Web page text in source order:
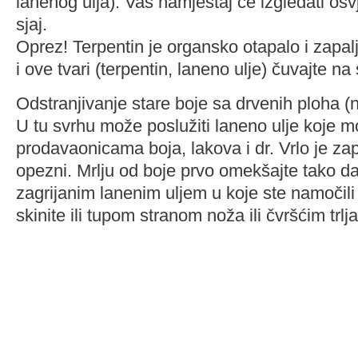
sjaj.
Oprez! Terpentin je organsko otapalo i
i ove tvari (terpentin, laneno ulje) čuvajte na
Odstranjivanje stare boje sa drvenih ploha
U tu svrhu može poslužiti laneno ulje koje
prodavaonicama boja, lakova i dr. Vrlo je
opezni. Mrlju od boje prvo omekšajte tako
zagrijanim lanenim uljem u koje ste
skinite ili tupom stranom noža ili čvršćim